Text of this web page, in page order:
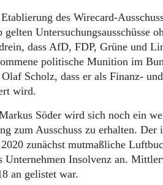
des Wirecard-
Untersuchungsausschüsse
dass AfD, FDP, Grüne und
politische Munition im
Scholz, dass er als Finanz-
wird.
Söder wird sich noch ein
zum Ausschuss zu erhalten.
zunächst mutmaßliche
Unternehmen Insolvenz an.
an gelistet war.